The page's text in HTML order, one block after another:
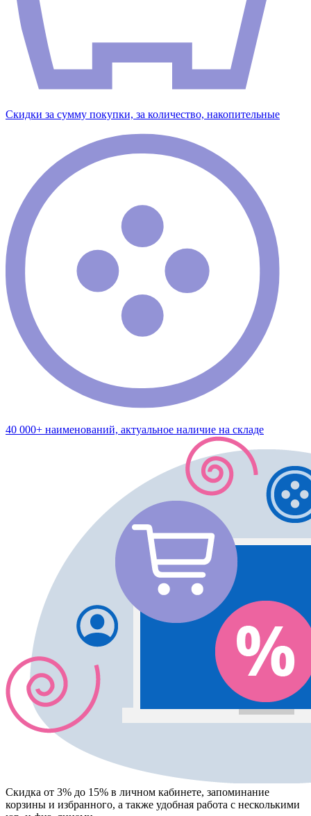
Скидки за сумму покупки, за количество, накопительные
40 000+ наименований, актуальное наличие на складе
Скидка от 3% до 15% в личном кабинете, запоминание
корзины и избранного, а также удобная работа с несколькими